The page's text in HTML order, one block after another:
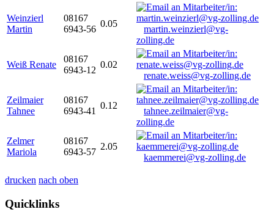
Weinzierl
Martin
08167
6943-56
0.05
martin.weinzierl@vg-
zolling.de
Weiß Renate
08167
6943-12
0.02
renate.weiss@vg-zolling.de
Zeilmaier
Tahnee
08167
6943-41
0.12
tahnee.zeilmaier@vg-
zolling.de
Zelmer
Mariola
08167
6943-57
2.05
kaemmerei@vg-zolling.de
drucken nach oben
Quicklinks